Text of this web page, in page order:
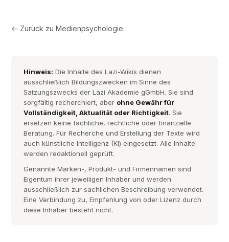
← Zurück zuMedienpsychologie
Hinweis: Die Inhalte des Lazi-Wikis dienen
ausschließlich Bildungszwecken im Sinne des
Satzungszwecks der Lazi Akademie gGmbH. Sie sind
sorgfältig recherchiert, aber ohne Gewähr für
Vollständigkeit, Aktualität oder Richtigkeit. Sie
ersetzen keine fachliche, rechtliche oder finanzielle
Beratung. Für Recherche und Erstellung der Texte wird
auch künstliche Intelligenz (KI) eingesetzt. Alle Inhalte
werden redaktionell geprüft.
Genannte Marken-, Produkt- und Firmennamen sind
Eigentum ihrer jeweiligen Inhaber und werden
ausschließlich zur sachlichen Beschreibung verwendet.
Eine Verbindung zu, Empfehlung von oder Lizenz durch
diese Inhaber besteht nicht.